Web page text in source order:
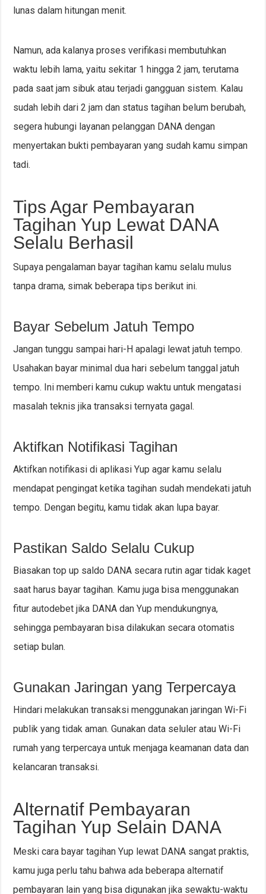
lunas dalam hitungan menit.
Namun, ada kalanya proses verifikasi membutuhkan
waktu lebih lama, yaitu sekitar 1 hingga 2 jam, terutama
pada saat jam sibuk atau terjadi gangguan sistem. Kalau
sudah lebih dari 2 jam dan status tagihan belum berubah,
segera hubungi layanan pelanggan DANA dengan
menyertakan bukti pembayaran yang sudah kamu simpan
tadi.
Tips Agar Pembayaran
Tagihan Yup Lewat DANA
Selalu Berhasil
Supaya pengalaman bayar tagihan kamu selalu mulus
tanpa drama, simak beberapa tips berikut ini.
Bayar Sebelum Jatuh Tempo
Jangan tunggu sampai hari-H apalagi lewat jatuh tempo.
Usahakan bayar minimal dua hari sebelum tanggal jatuh
tempo. Ini memberi kamu cukup waktu untuk mengatasi
masalah teknis jika transaksi ternyata gagal.
Aktifkan Notifikasi Tagihan
Aktifkan notifikasi di aplikasi Yup agar kamu selalu
mendapat pengingat ketika tagihan sudah mendekati jatuh
tempo. Dengan begitu, kamu tidak akan lupa bayar.
Pastikan Saldo Selalu Cukup
Biasakan top up saldo DANA secara rutin agar tidak kaget
saat harus bayar tagihan. Kamu juga bisa menggunakan
fitur autodebet jika DANA dan Yup mendukungnya,
sehingga pembayaran bisa dilakukan secara otomatis
setiap bulan.
Gunakan Jaringan yang Terpercaya
Hindari melakukan transaksi menggunakan jaringan Wi-Fi
publik yang tidak aman. Gunakan data seluler atau Wi-Fi
rumah yang terpercaya untuk menjaga keamanan data dan
kelancaran transaksi.
Alternatif Pembayaran
Tagihan Yup Selain DANA
Meski cara bayar tagihan Yup lewat DANA sangat praktis,
kamu juga perlu tahu bahwa ada beberapa alternatif
pembayaran lain yang bisa digunakan jika sewaktu-waktu